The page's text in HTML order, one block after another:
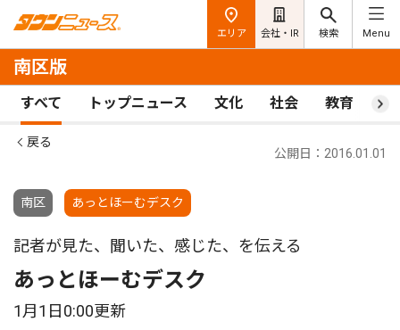
エリア 会社・IR 検索 Menu
南区版
すべて トップニュース 文化 社会 教育 ス
戻る
南区 あっとほーむデスク
公開日：2016.01.01
記者が見た、聞いた、感じた、を伝える
あっとほーむデスク
1月1日0:00更新